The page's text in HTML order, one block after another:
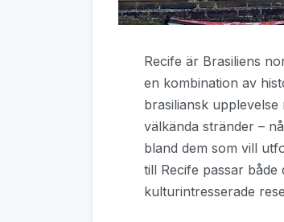
Recife är Brasiliens
en kombination av
brasiliansk
välkända stränder –
bland dem som vill
till Recife passar
kulturintresserade